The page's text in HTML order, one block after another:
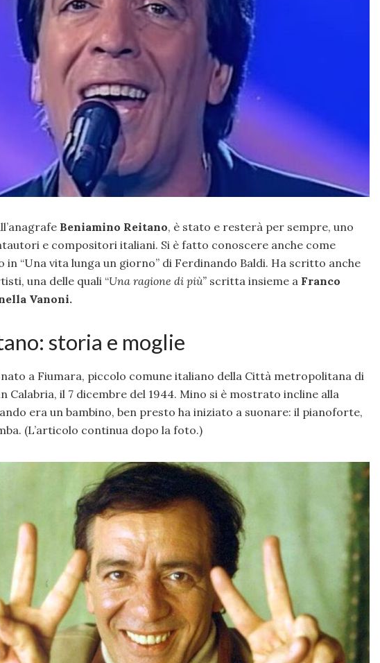
Beniamino Reitano, è stato e resterà per sempre, uno
e compositori italiani. Si è fatto conoscere anche come
“Una vita lunga un giorno” di Ferdinando Baldi. Ha scritto anche
una delle quali “Una ragione di più” scritta insieme a Franco
Vanoni.
storia e moglie
nato a Fiumara, piccolo comune italiano della Città metropolitana di
Calabria, il 7 dicembre del 1944. Mino si è mostrato incline alla
era un bambino, ben presto ha iniziato a suonare: il pianoforte,
(L’articolo continua dopo la foto.)